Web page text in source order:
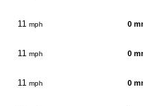
11 mph 0
11 mph 0
11 mph 0